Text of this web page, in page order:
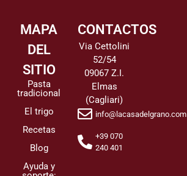
MAPA
DEL
SITIO
Pasta
tradicional
El trigo
Recetas
Blog
Ayuda y
CONTACTOS
Via Cettolini
52/54
09067 Z.I.
Elmas
(Cagliari)
info@lacasadelgrano.com
+39 070
240 401